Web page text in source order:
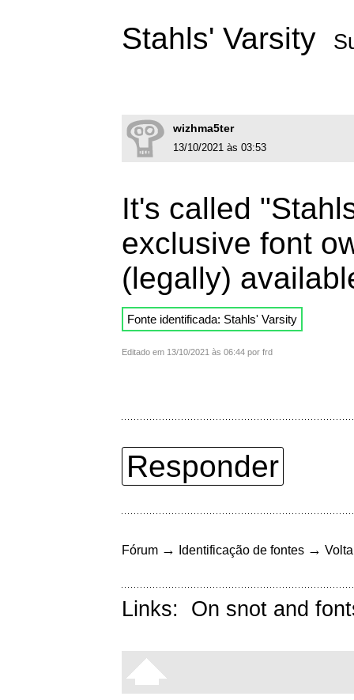
Stahls' Varsity
wizhma5ter
13/10/2021 às 03:53
It's called
exclusive font
(legally)
Fonte identificada: Stahls' Varsity
Editado em 13/10/2021 às 06:44 por frd
Responder
Fórum → Identificação de fontes →
Links: On snot and